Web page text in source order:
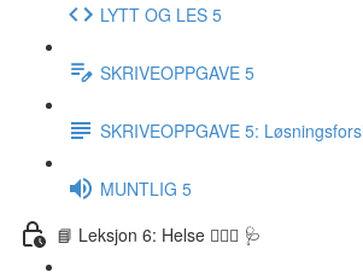
LYTT OG LES 5
SKRIVEOPPGAVE 5
SKRIVEOPPGAVE 5:
MUNTLIG 5
📘 Leksjon 6: Helse 🏃🏻‍♀️ 🩺